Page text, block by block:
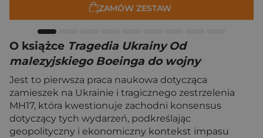
ZAMÓW ZESTAW
O książce Tragedia Ukrainy Od
malezyjskiego Boeinga do wojny
Jest to pierwsza praca naukowa dotycząca
zamieszek na Ukrainie i tragicznego zestrzelenia
MH17, która kwestionuje zachodni konsensus
dotyczący tych wydarzeń, podkreślając
geopolityczny i ekonomiczny kontekst impasu